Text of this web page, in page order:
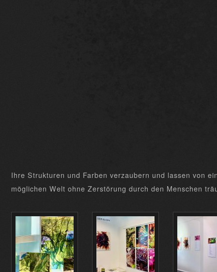
Ihre Strukturen und Farben verzaubern und lassen von
möglichen Welt ohne Zerstörung durch den Menschen